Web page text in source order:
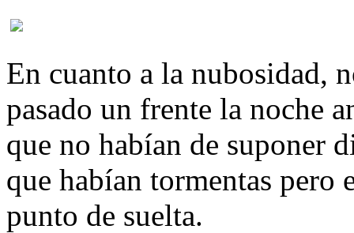
En cuanto a la nubosidad,
pasado un frente la noche
que no habían de suponer
que habían tormentas pero
punto de suelta.